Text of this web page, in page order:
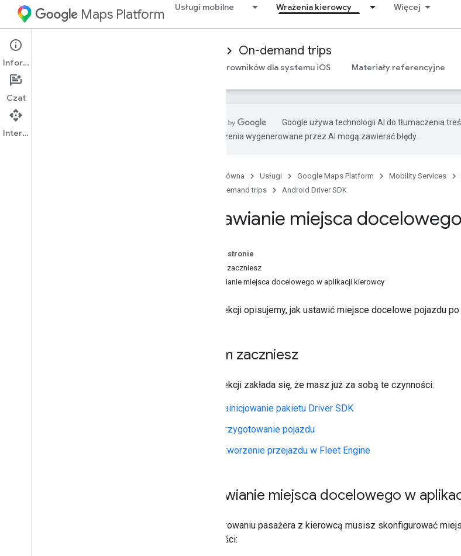
Maps Platform Usługi mobilne Wrażenia kierowcy Więcej
Mobility Services On-demand trips
Przegląd pakiet SDK sterowników dla systemu iOS Materiały referencyjne
Google używa technologii AI do tłumaczenia
Tłumaczenia wygenerowane przez AI mogą zawierać błędy.
Strona główna Usługi Google Maps Platform Mobility Services
On-demand trips
Android Driver SDK
Ustawianie miejsca
Na tej stronie
Zanim zaczniesz
Ustawianie miejsca docelowego w aplikacji kierowcy
W tej sekcji opisujemy, jak ustawić miejsce docelowe pojazdu
Zanim zaczniesz
W tej sekcji zakłada się, że masz już za sobą te czynności:
Zainicjowanie pakietu Driver SDK
Przygotowanie pojazdu
Utworzenie przejazdu w Fleet Engine
Ustawianie miejsca docelowego w
Po sparowaniu pasażera z kierowcą musisz skonfigurować
czynności:
Informacje
Czat
Interfejs API